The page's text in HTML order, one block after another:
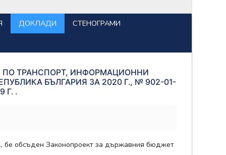
ДОКЛАДИ СТЕНОГРАМИ
ПО ТРАНСПОРТ, ИНФОРМАЦИОННИ
БЪЛГАРИЯ ЗА 2020 Г., № 902-01-
Г. .
бе обсъден Законопроект за държавния бюджет